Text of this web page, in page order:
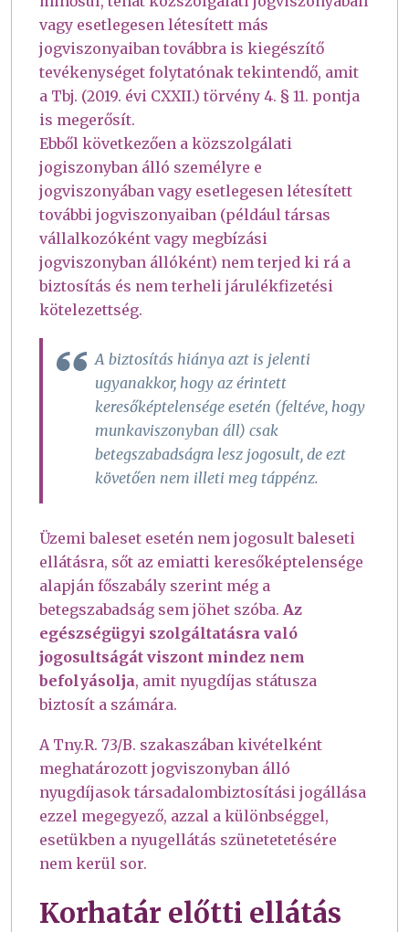
vagy esetlegesen létesített más
jogviszonyaiban továbbra is kiegészítő
tevékenységet folytatónak tekintendő, amit
a Tbj. (2019. évi CXXII.) törvény 4. § 11. pontja
is megerősít.
Ebből következően a közszolgálati
jogiszonyban álló személyre e
jogviszonyában vagy esetlegesen létesített
további jogviszonyaiban (például társas
vállalkozóként vagy megbízási
jogviszonyban állóként) nem terjed ki rá a
biztosítás és nem terheli járulékfizetési
kötelezettség.
A biztosítás hiánya azt is jelenti
ugyanakkor, hogy az érintett
keresőképtelensége esetén (feltéve, hogy
munkaviszonyban áll) csak
betegszabadságra lesz jogosult, de ezt
követően nem illeti meg táppénz.
Üzemi baleset esetén nem jogosult baleseti
ellátásra, sőt az emiatti keresőképtelensége
alapján főszabály szerint még a
betegszabadság sem jöhet szóba. Az
egészségügyi szolgáltatásra való
jogosultságát viszont mindez nem
befolyásolja, amit nyugdíjas státusza
biztosít a számára.
A Tny.R. 73/B. szakaszában kivételként
meghatározott jogviszonyban álló
nyugdíjasok társadalombiztosítási jogállása
ezzel megegyező, azzal a különbséggel,
esetükben a nyugellátás szünetetetésére
nem kerül sor.
Korhatár előtti ellátás